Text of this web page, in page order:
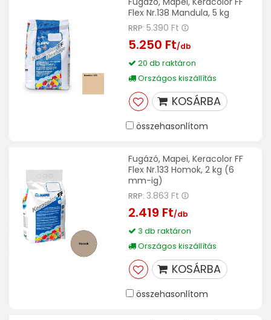
Flex Nr.138 Mandula, 5 kg
RRP: 5.390 Ft
5.250 Ft/db
20 db raktáron
Országos kiszállítás
KOSÁRBA
összehasonlítom
Fugázó, Mapei, Keracolor FF
Flex Nr.133 Homok, 2 kg (6
mm-ig)
RRP: 3.863 Ft
2.419 Ft/db
3 db raktáron
Országos kiszállítás
KOSÁRBA
összehasonlítom